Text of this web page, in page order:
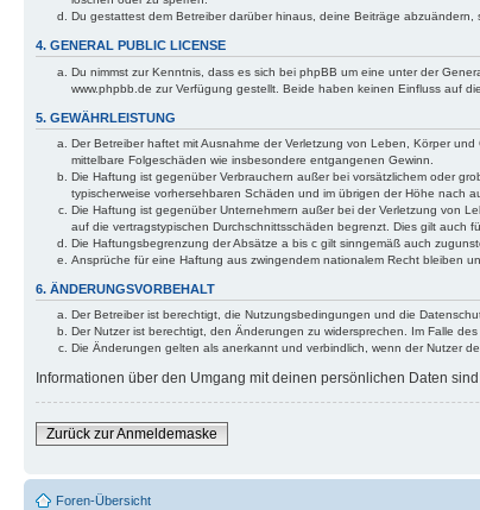
Du gestattest dem Betreiber darüber hinaus, deine Beiträge
4. GENERAL PUBLIC LICENSE
Du nimmst zur Kenntnis, dass es sich bei phpBB um eine unter der
www.phpbb.de zur Verfügung gestellt. Beide haben keinen Einfluss auf
5. GEWÄHRLEISTUNG
Der Betreiber haftet mit Ausnahme der Verletzung von Leben, Körper
mittelbare Folgeschäden wie insbesondere entgangenen Gewinn.
Die Haftung ist gegenüber Verbrauchern außer bei vorsätzlichem oder
typischerweise vorhersehbaren Schäden und im übrigen der Höhe nach
Die Haftung ist gegenüber Unternehmern außer bei der Verletzung von
auf die vertragstypischen Durchschnittsschäden begrenzt. Dies gilt auch
Die Haftungsbegrenzung der Absätze a bis c gilt sinngemäß auch
Ansprüche für eine Haftung aus zwingendem nationalem Recht bleiben
6. ÄNDERUNGSVORBEHALT
Der Betreiber ist berechtigt, die Nutzungsbedingungen und die
Der Nutzer ist berechtigt, den Änderungen zu widersprechen. Im Falle
Die Änderungen gelten als anerkannt und verbindlich, wenn der Nutzer
Informationen über den Umgang mit deinen persönlichen Daten
Zurück zur Anmeldemaske
Foren-Übersicht